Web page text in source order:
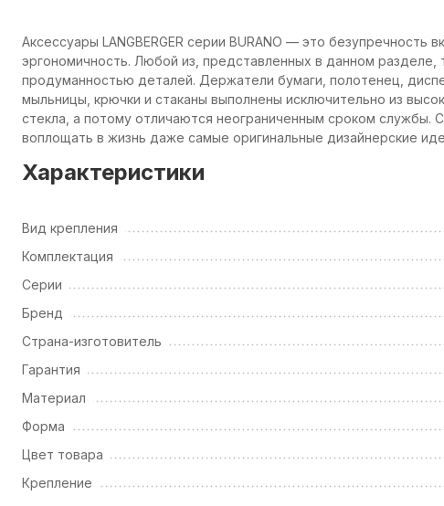
Аксессуары LANGBERGER серии BURANO — это безупречность
эргономичность. Любой из, представленных в данном
продуманностью деталей. Держатели бумаги, полотенец,
мыльницы, крючки и стаканы выполнены исключительно из
стекла, а потому отличаются неограниченным сроком службы. С
воплощать в жизнь даже самые оригинальные дизайнерские
Характеристики
Вид крепления
Комплектация
Серии
Бренд
Страна-изготовитель
Гарантия
Материал
Форма
Цвет товара
Крепление